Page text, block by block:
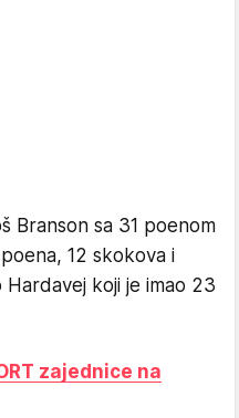
Branson sa 31 poenom
12 skokova i
Hardavej koji je imao 23
zajednice na